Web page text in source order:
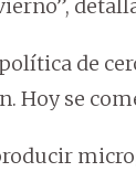
de
Hoy se